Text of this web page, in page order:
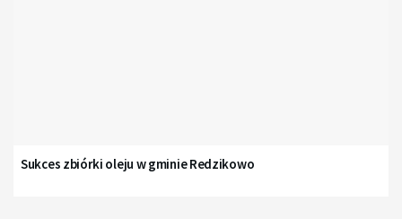
Sukces zbiórki oleju w gminie Redzikowo